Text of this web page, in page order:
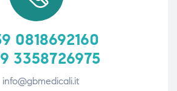
0818692160
3358726975
info@gbmedicali.it